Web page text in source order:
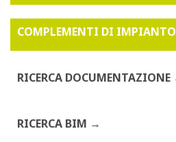
COMPLEMENTI DI IMPIANTO
RICERCA DOCUMENTAZIONE
RICERCA BIM